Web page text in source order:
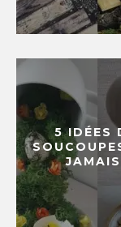
5 IDÉES